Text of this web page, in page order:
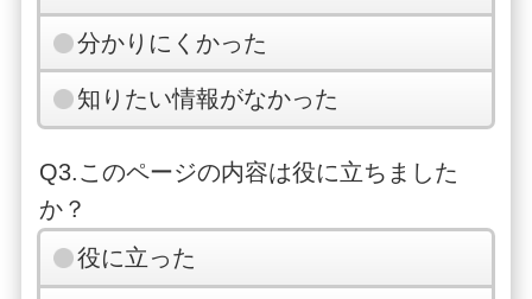
分かりにくかった
知りたい情報がなかった
Q3.このページの内容は役に立ちました
か？
役に立った